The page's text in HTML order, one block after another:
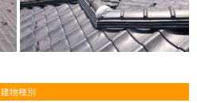
建物種別